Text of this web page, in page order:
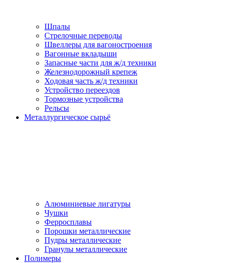
Шпалы
Стрелочные переводы
Швеллеры для вагоностроения
Вагонные вкладыши
Запасные части для ж/д техники
Железнодорожный крепеж
Ходовая часть ж/д техники
Устройство переездов
Тормозные устройства
Рельсы
Металлургическое сырьё
Алюминиевые лигатуры
Чушки
Ферросплавы
Порошки металлические
Пудры металлические
Гранулы металлические
Полимеры